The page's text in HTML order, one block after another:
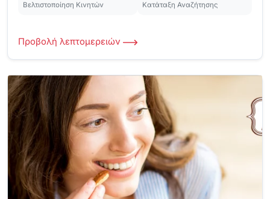
Βελτιστοποίηση Κινητών Κατάταξη Αναζήτησης
Προβολή λεπτομερειών